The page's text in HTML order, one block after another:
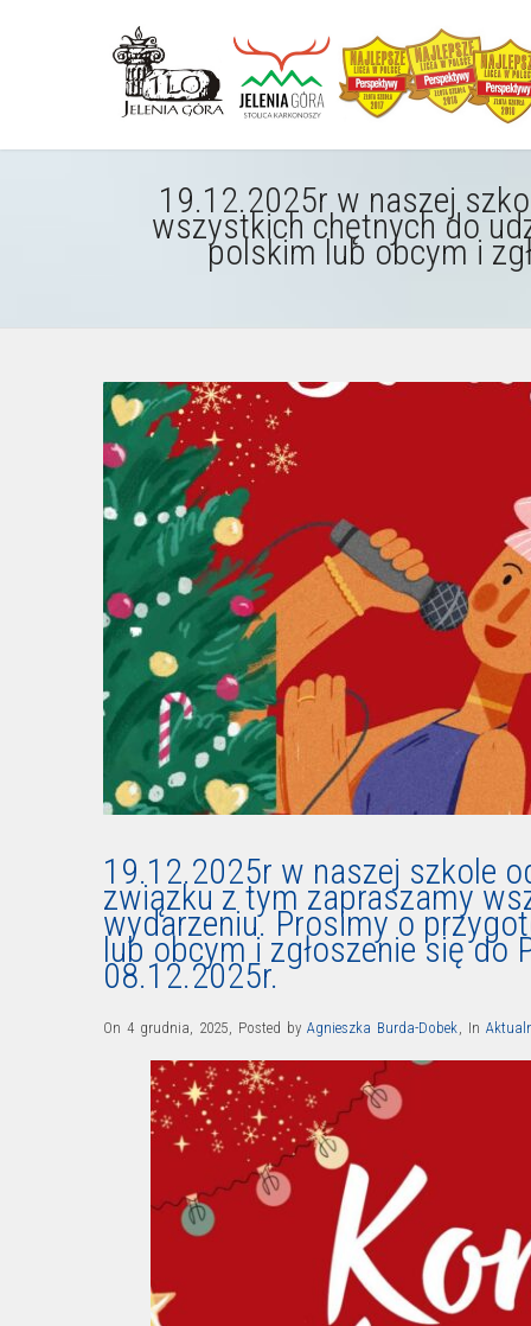
19.12.2025r w naszej
wszystkich chętnych do
polskim lub obcym i
19.12.2025r w naszej szkole
związku z tym zapraszamy
wydarzeniu. Prosimy o
lub obcym i zgłoszenie się do
08.12.2025r.
On 4 grudnia, 2025, Posted by Agnieszka Burda-Dobek, In